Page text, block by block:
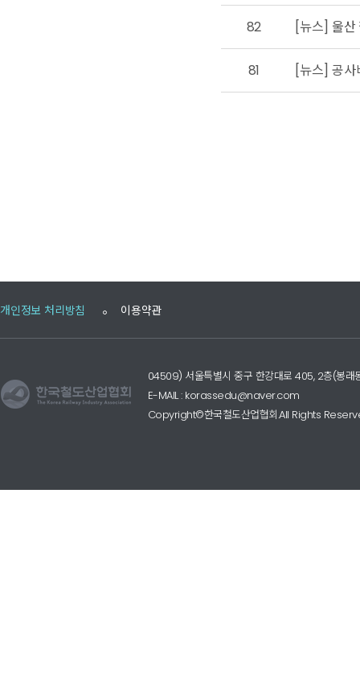
82 [뉴스] 울산
81 [뉴스] 공사
개인정보 처리방침 이용약관
04509) 서울특별시 중구 한강대로 405, 2층(봉래
E-MAIL : korassedu@naver.com
Copyright©한국철도산업협회.All Rights